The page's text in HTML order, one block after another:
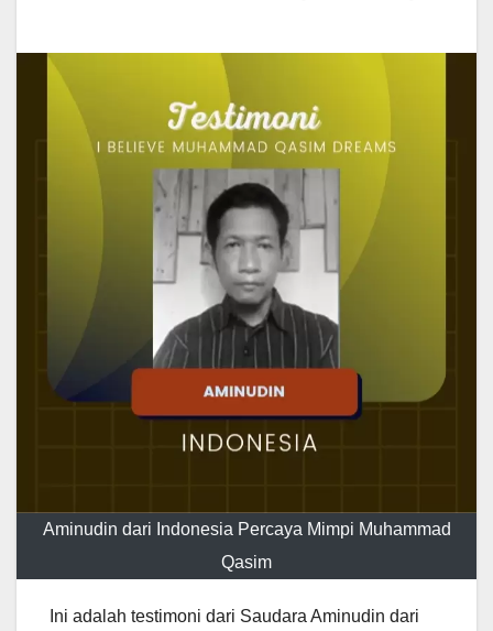
Aminudin dari Indonesia Percaya Mimpi Muhammad
Qasim
Ini adalah testimoni dari Saudara Aminudin dari